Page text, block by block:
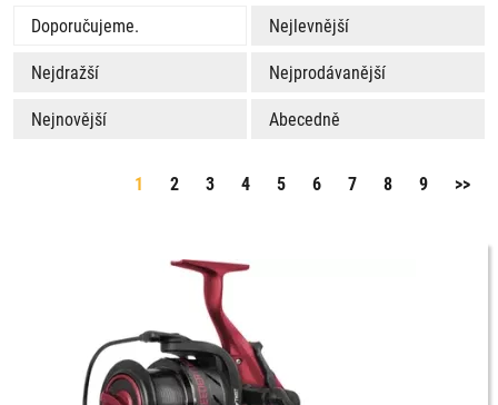
Doporučujeme.
Nejlevnější
Nejdražší
Nejprodávanější
Nejnovější
Abecedně
1 2 3 4 5 6 7 8 9 >>